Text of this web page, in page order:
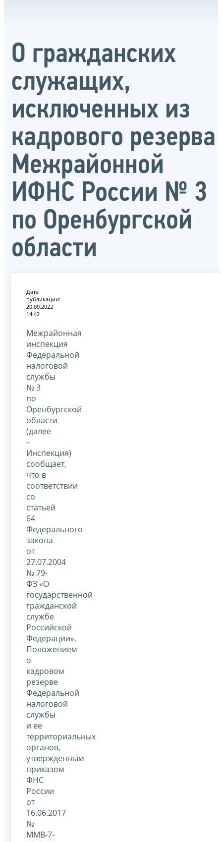
О гражданских
служащих,
исключенных из
кадрового резерва
Межрайонной
ИФНС России № 3
по Оренбургской
области
Дата
публикации:
20.09.2022
14:42
Межрайонная
инспекция
Федеральной
налоговой
службы
№ 3
по
Оренбургской
области
(далее
–
Инспекция)
сообщает,
что в
соответствии
со
статьей
64
Федерального
закона
от
27.07.2004
№ 79-
ФЗ «О
государственной
гражданской
службе
Российской
Федерации»,
Положением
о
кадровом
резерве
Федеральной
налоговой
службы
и ее
территориальных
органов,
утвержденным
приказом
ФНС
России
от
16.06.2017
№
ММВ-7-